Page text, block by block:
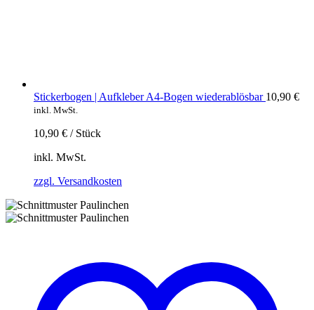
Stickerbogen | Aufkleber A4-Bogen wiederablösbar 10,90 €
inkl. MwSt.
10,90 € / Stück
inkl. MwSt.
zzgl. Versandkosten